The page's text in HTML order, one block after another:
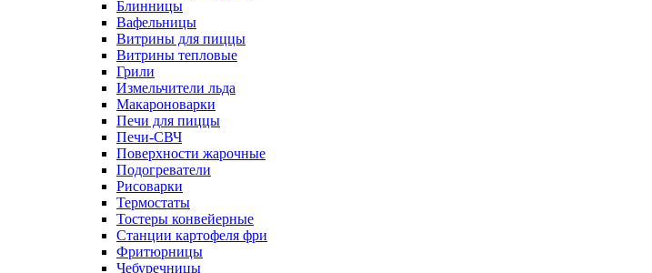
Блинницы
Вафельницы
Витрины для пиццы
Витрины тепловые
Грили
Измельчители льда
Макароноварки
Печи для пиццы
Печи-СВЧ
Поверхности жарочные
Подогреватели
Рисоварки
Термостаты
Тостеры конвейерные
Станции картофеля фри
Фритюрницы
Чебуречницы